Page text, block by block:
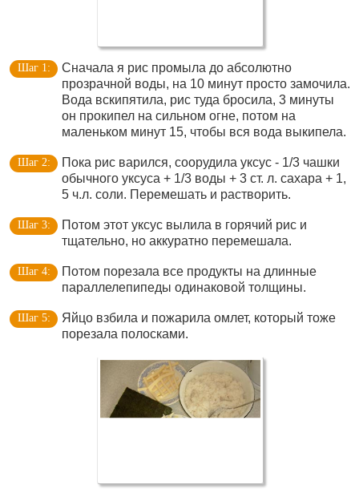
Сначала я рис промыла до абсолютно
прозрачной воды, на 10 минут просто замочила.
Вода вскипятила, рис туда бросила, 3 минуты
он прокипел на сильном огне, потом на
маленьком минут 15, чтобы вся вода выкипела.
Пока рис варился, соорудила уксус - 1/3 чашки
обычного уксуса + 1/3 воды + 3 ст. л. сахара + 1,
5 ч.л. соли. Перемешать и растворить.
Потом этот уксус вылила в горячий рис и
тщательно, но аккуратно перемешала.
Потом порезала все продукты на длинные
параллелепипеды одинаковой толщины.
Яйцо взбила и пожарила омлет, который тоже
порезала полосками.